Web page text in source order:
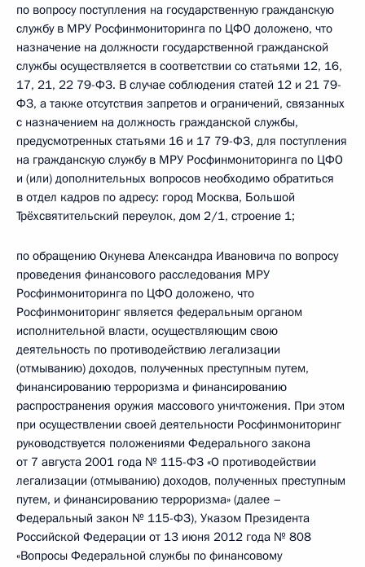
по вопросу поступления на государственную гражданскую
службу в МРУ Росфинмониторинга по ЦФО доложено, что
назначение на должности государственной гражданской
службы осуществляется в соответствии со статьями 12, 16,
17, 21, 22 79-ФЗ. В случае соблюдения статей 12 и 21 79-
ФЗ, а также отсутствия запретов и ограничений, связанных
с назначением на должность гражданской службы,
предусмотренных статьями 16 и 17 79-ФЗ, для поступления
на гражданскую службу в МРУ Росфинмониторинга по ЦФО
и (или) дополнительных вопросов необходимо обратиться
в отдел кадров по адресу: город Москва, Большой
Трёхсвятительский переулок, дом 2/1, строение 1;
по обращению Окунева Александра Ивановича по вопросу
проведения финансового расследования МРУ
Росфинмониторинга по ЦФО доложено, что
Росфинмониторинг является федеральным органом
исполнительной власти, осуществляющим свою
деятельность по противодействию легализации
(отмыванию) доходов, полученных преступным путем,
финансированию терроризма и финансированию
распространения оружия массового уничтожения. При этом
при осуществлении своей деятельности Росфинмониторинг
руководствуется положениями Федерального закона
от 7 августа 2001 года № 115-ФЗ «О противодействии
легализации (отмыванию) доходов, полученных преступным
путем, и финансированию терроризма» (далее –
Федеральный закон № 115-ФЗ), Указом Президента
Российской Федерации от 13 июня 2012 года № 808
«Вопросы Федеральной службы по финансовому